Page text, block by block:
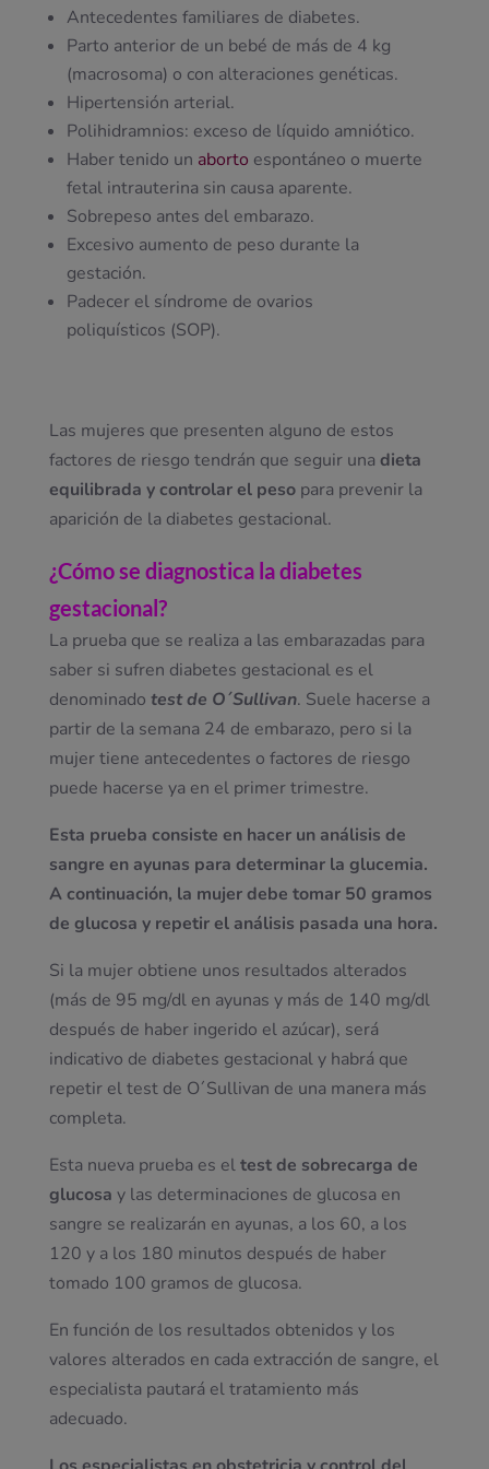
Antecedentes familiares de diabetes.
Parto anterior de un bebé de más de 4 kg
(macrosoma) o con alteraciones genéticas.
Hipertensión arterial.
Polihidramnios: exceso de líquido amniótico.
Haber tenido un aborto espontáneo o muerte
fetal intrauterina sin causa aparente.
Sobrepeso antes del embarazo.
Excesivo aumento de peso durante la
gestación.
Padecer el síndrome de ovarios
poliquísticos (SOP).
Las mujeres que presenten alguno de estos
factores de riesgo tendrán que seguir una dieta
equilibrada y controlar el pesopara prevenir la
aparición de la diabetes gestacional.
¿Cómo se diagnostica la diabetes
gestacional?
La prueba que se realiza a las embarazadas para
saber si sufren diabetes gestacional es el
denominado test de O´Sullivan. Suele hacerse a
partir de la semana 24 de embarazo, pero si la
mujer tiene antecedentes o factores de riesgo
puede hacerse ya en el primer trimestre.
Esta prueba consiste en hacer un análisis de
sangre en ayunas para determinar la glucemia.
A continuación, la mujer debe tomar 50 gramos
de glucosa y repetir el análisis pasada una hora.
Si la mujer obtiene unos resultados alterados
(más de 95 mg/dl en ayunas y más de 140 mg/dl
después de haber ingerido el azúcar), será
indicativo de diabetes gestacional y habrá que
repetir el test de O´Sullivan de una manera más
completa.
Esta nueva prueba es eltest de sobrecarga de
glucosa y las determinaciones de glucosa en
sangre se realizarán en ayunas, a los 60, a los
120 y a los 180 minutos después de haber
tomado 100 gramos de glucosa.
En función de los resultados obtenidos y los
valores alterados en cada extracción de sangre, el
especialista pautará el tratamiento más
adecuado.